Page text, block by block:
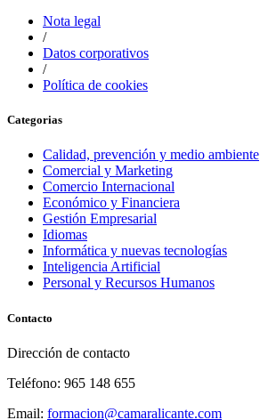
Nota legal
/
Datos corporativos
/
Política de cookies
Categorias
Calidad, prevención y medio ambiente
Comercial y Marketing
Comercio Internacional
Económico y Financiera
Gestión Empresarial
Idiomas
Informática y nuevas tecnologías
Inteligencia Artificial
Personal y Recursos Humanos
Contacto
Dirección de contacto
Teléfono: 965 148 655
Email: formacion@camaralicante.com